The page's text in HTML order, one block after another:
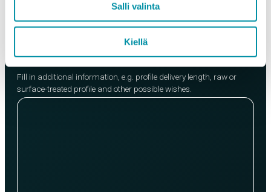
Salli valinta
Kiellä
Message
Fill in additional information, e.g. profile delivery length, raw or
surface-treated profile and other possible wishes.